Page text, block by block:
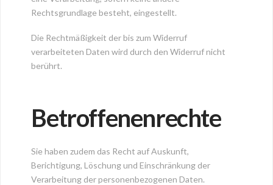
Rechtsgrundlage besteht, eingestellt.
Die Rechtmäßigkeit der bis zum Widerruf
verarbeiteten Daten wird durch den Widerruf nicht
berührt.
Betroffenenrechte
Sie haben zudem das Recht auf Auskunft,
Berichtigung, Löschung und Einschränkung der
Verarbeitung der personenbezogenen Daten.